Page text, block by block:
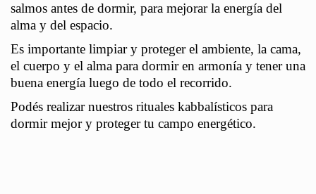
salmos antes de dormir, para mejorar la energía del
alma y del espacio.
Es importante limpiar y proteger el ambiente, la cama,
el cuerpo y el alma para dormir en armonía y tener una
buena energía luego de todo el recorrido.
Podés realizar nuestros rituales kabbalísticos para
dormir mejor y proteger tu campo energético.